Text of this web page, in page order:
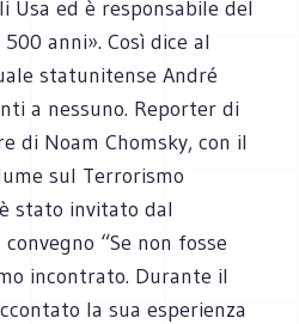
Usa ed è responsabile del
anni». Così dice al
statunitense André
a nessuno. Reporter di
di Noam Chomsky, con il
sul Terrorismo
stato invitato dal
“Se non fosse
incontrato. Durante il
la sua esperienza